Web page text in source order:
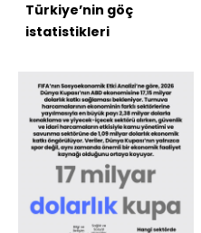
Türkiye’nin göç
istatistikleri